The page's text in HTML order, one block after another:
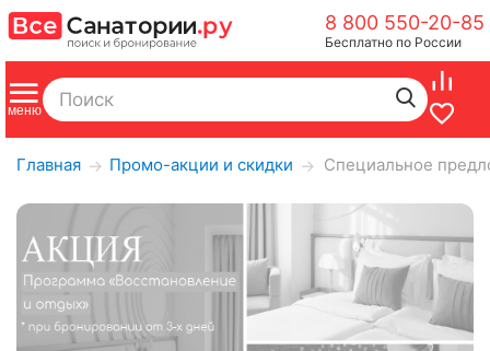
8 800 550-20-85
Бесплатно по России
Главная → Промо-акции и скидки → Специальное